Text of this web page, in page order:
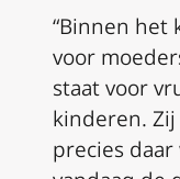
“Binnen het
voor
staat voor
kinderen.
precies